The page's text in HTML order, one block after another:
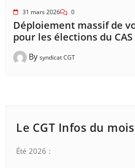
31 mars 2026 0
Déploiement massif de
pour les élections du CAS
By syndicat CGT
Le CGT Infos du
Été 2026 :